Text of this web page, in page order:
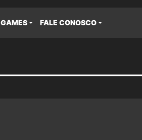
GAMES FALE CONOSCO